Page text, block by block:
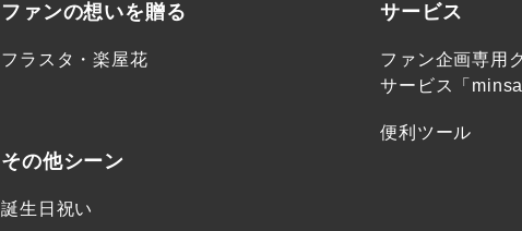
ファンの想いを贈る
フラスタ・楽屋花
その他シーン
誕生日祝い
サービス
ファン企画専用
サービス「
便利ツール